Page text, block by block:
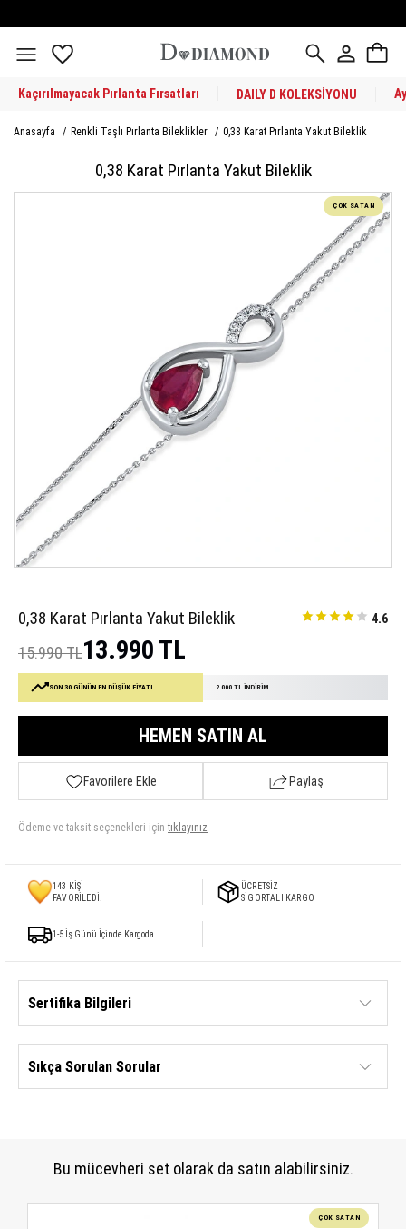
Kaçırılmayacak Pırlanta Fırsatları DAILY D KOLEKSİYONU
Anasayfa / Renkli Taşlı Pırlanta Bileklikler / 0,38 Karat Pırlanta Yakut Bileklik
0,38 Karat Pırlanta Yakut Bileklik
ÇOK SATAN
0,38 Karat Pırlanta Yakut Bileklik 4.6
15.990 TL13.990 TL
SON 30 GÜNÜN EN DÜŞÜK FİYATI 2.000 TL İNDİRİM
HEMEN SATIN AL
Favorilere Ekle Paylaş
Ödeme ve taksit seçenekleri için tıklayınız
143 KİŞİ
FAVORİLEDİ!
ÜCRETSİZ
SİGORTALI KARGO
1-5 İş Günü İçinde Kargoda
Sertifika Bilgileri
Sıkça Sorulan Sorular
Bu mücevheri set olarak da satın alabilirsiniz.
ÇOK SATAN